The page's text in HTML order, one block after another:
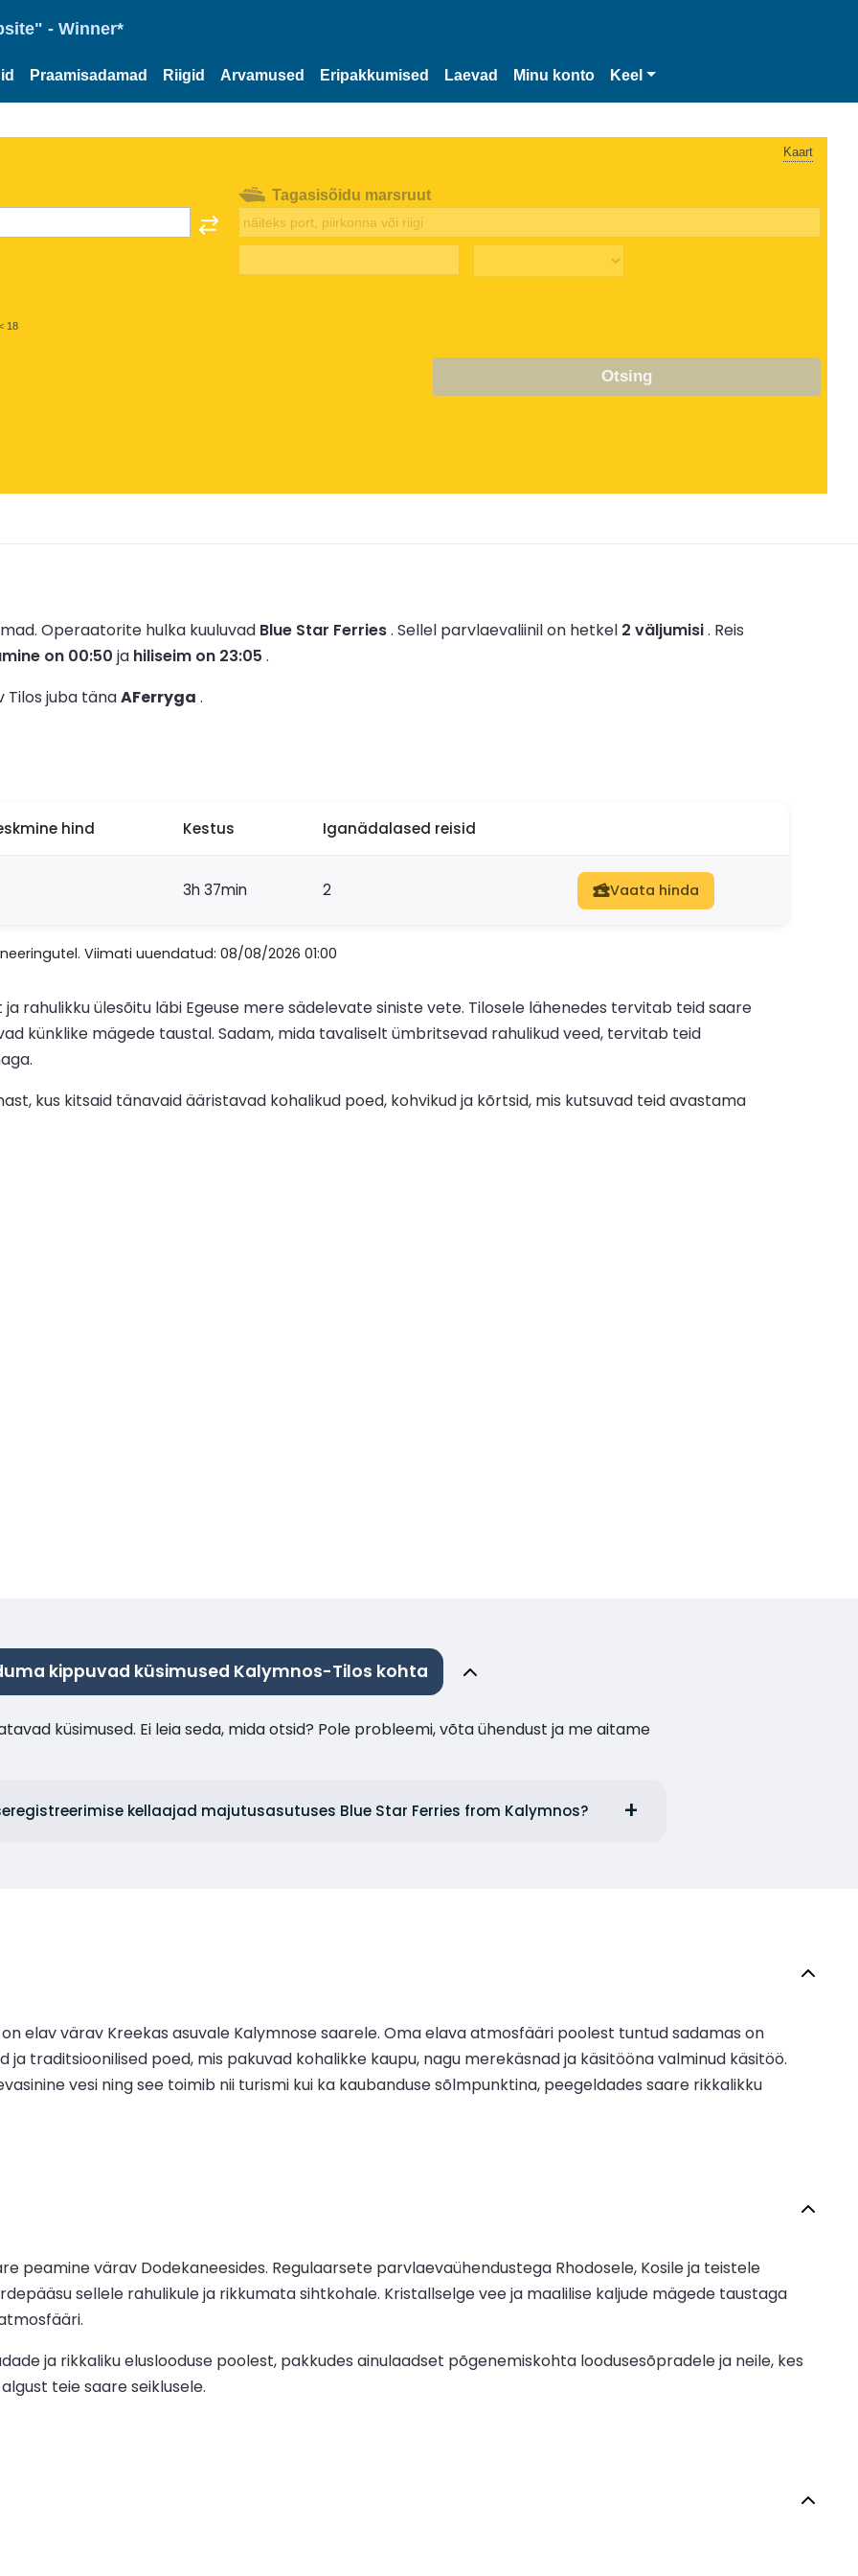
- Winner*
Praamisadamad Riigid Arvamused Eripakkumised Laevad Minu konto Keel
Kaart
18
Tagasisõidu marsruut
Otsing
Operaatorite hulka kuuluvad Blue Star Ferries. Sellel parvlaevaliinil on hetkel 2 väljumisi. Reis
on 00:50 ja hiliseim on 23:05 .
Tilos juba tänaAFerryga .
hind Kestus Iganädalased reisid
3h 37min 2 Vaata hinda
Viimati uuendatud: 08/08/2026 01:00
rahulikku ülesõitu läbi Egeuse mere sädelevate siniste vete. Tilosele lähenedes tervitab teid saare
künklike mägede taustal. Sadam, mida tavaliselt ümbritsevad rahulikud veed, tervitab teid
kus kitsaid tänavaid ääristavad kohalikud poed, kohvikud ja kõrtsid, mis kutsuvad teid avastama
kippuvad küsimused Kalymnos-Tilos kohta
küsimused. Ei leia seda, mida otsid? Pole probleemi, võta ühendust ja me aitame
kellaajad majutusasutuses Blue Star Ferries from Kalymnos?
elav värav Kreekas asuvale Kalymnose saarele. Oma elava atmosfääri poolest tuntud sadamas on
traditsioonilised poed, mis pakuvad kohalikke kaupu, nagu merekäsnad ja käsitööna valminud käsitöö.
vesi ning see toimib nii turismi kui ka kaubanduse sõlmpunktina, peegeldades saare rikkalikku
peamine värav Dodekaneesides. Regulaarsete parvlaevaühendustega Rhodosele, Kosile ja teistele
sellele rahulikule ja rikkumata sihtkohale. Kristallselge vee ja maalilise kaljude mägede taustaga
ja rikkaliku eluslooduse poolest, pakkudes ainulaadset põgenemiskohta loodusesõpradele ja neile, kes
teie saare seiklusele.